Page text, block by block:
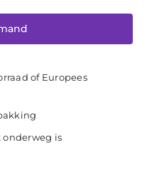
of Europees
onderweg is